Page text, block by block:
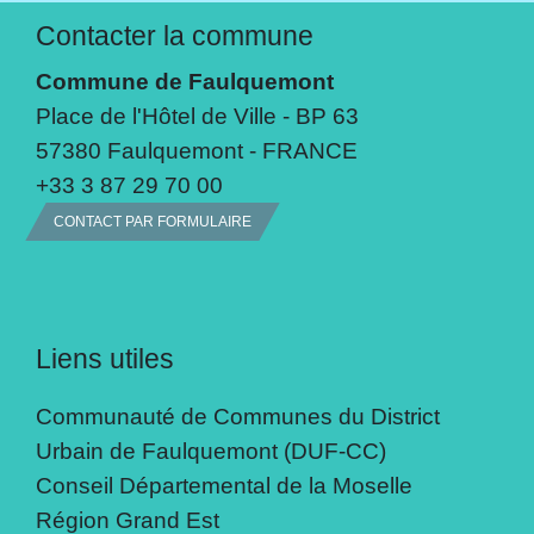
Contacter la commune
Commune de Faulquemont
Place de l'Hôtel de Ville - BP 63
57380 Faulquemont - FRANCE
+33 3 87 29 70 00
CONTACT PAR FORMULAIRE
Liens utiles
Communauté de Communes du District
Urbain de Faulquemont (DUF-CC)
Conseil Départemental de la Moselle
Région Grand Est